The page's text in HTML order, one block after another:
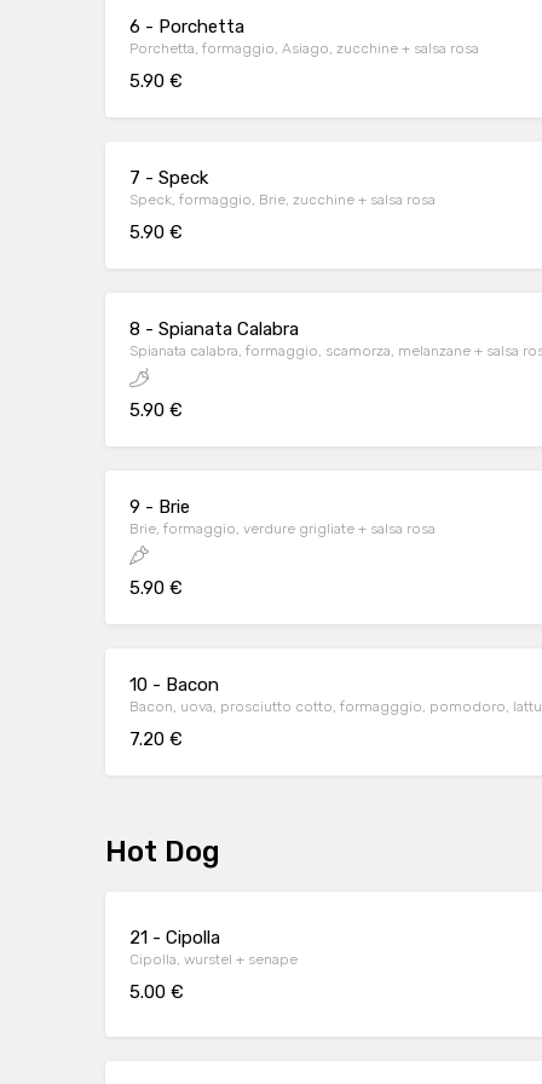
6 - Porchetta
Porchetta, formaggio, Asiago, zucchine + salsa rosa
5.90 €
7 - Speck
Speck, formaggio, Brie, zucchine + salsa rosa
5.90 €
8 - Spianata Calabra
Spianata calabra, formaggio, scamorza, melanzane + salsa
5.90 €
9 - Brie
Brie, formaggio, verdure grigliate + salsa rosa
5.90 €
10 - Bacon
Bacon, uova, prosciutto cotto, formagggio, pomodoro,
7.20 €
Hot Dog
21 - Cipolla
Cipolla, wurstel + senape
5.00 €